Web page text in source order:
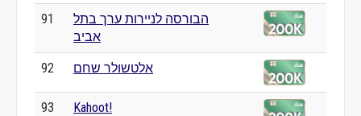
91
הבורסה לניירות ערך בתל
אביב
92 אלטשולר שחם
93 Kahoot!